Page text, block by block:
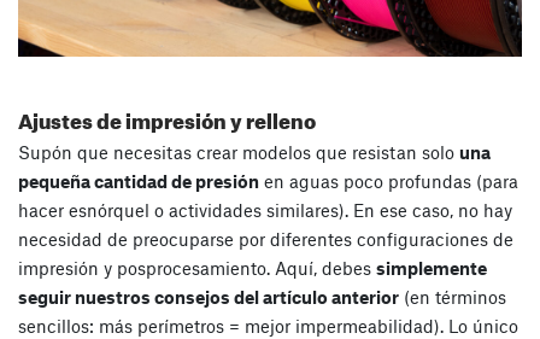
Ajustes de impresión y relleno
Supón que necesitas crear modelos que resistan solo una
pequeña cantidad de presión en aguas poco profundas (para
hacer esnórquel o actividades similares). En ese caso, no hay
necesidad de preocuparse por diferentes configuraciones de
impresión y posprocesamiento. Aquí, debes simplemente
seguir nuestros consejos del artículo anterior (en términos
sencillos: más perímetros = mejor impermeabilidad). Lo único